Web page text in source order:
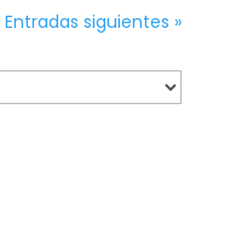
Entradas siguientes »